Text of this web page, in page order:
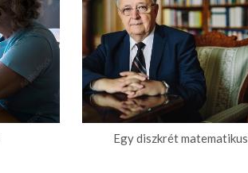
Egy diszkrét matematikus